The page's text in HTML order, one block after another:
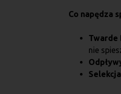
Co napędza
Twarde
nie